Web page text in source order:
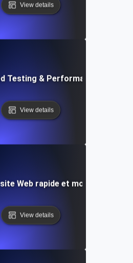
View details
Testing & Performance
View details
Web rapide et modèle
View details